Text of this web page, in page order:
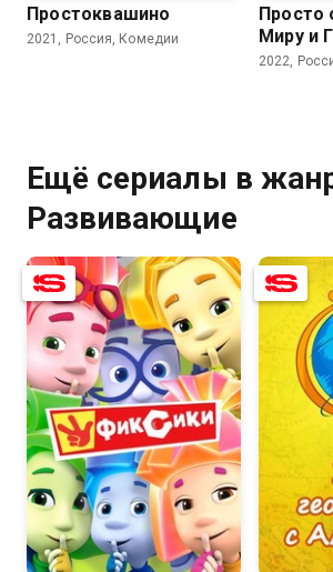
Простоквашино
2021, Россия, Комедии
Просто
Миру и
2022,
Ещё сериалы в
Развивающие
8.0 6.2 8.5